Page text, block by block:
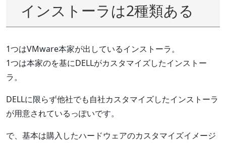
インストーラは2種類ある
1つはVMware本家が出しているインストーラ。
1つは本家のを基にDELLがカスタマイズしたインストー
ラ。
DELLに限らず他社でも自社カスタマイズしたインストーラ
が用意されているっぽいです。
で、基本は購入したハードウェアのカスタマイズイメージ